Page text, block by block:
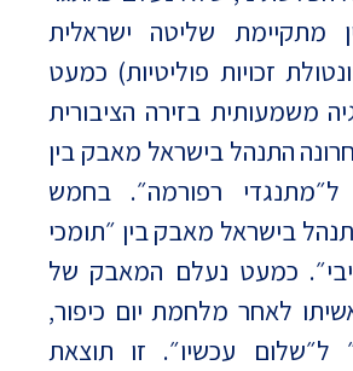
מתקיימת שליטה ישראלית
זכויות פוליטיות) כמעט
משמעותית בזירה הציבורית
התנהל בישראל מאבק בין
ל״מתנגדי רפורמה״. בחמש
בישראל מאבק בין ״תומכי
כמעט נעלם המאבק של
לאחר מלחמת יום כיפור,
ל״שלום עכשיו״. זו תוצאת